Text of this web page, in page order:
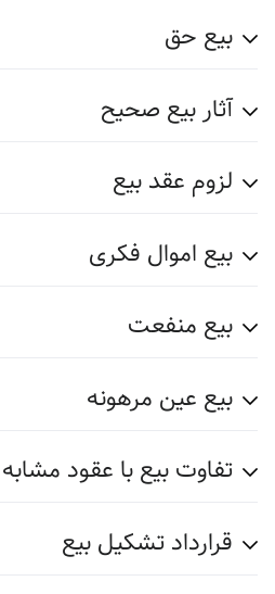
بیع حق
آثار بیع صحیح
لزوم عقد بیع
بیع اموال فکری
بیع منفعت
بیع عین مرهونه
تفاوت بیع با عقود مشابه
قرارداد تشکیل بیع